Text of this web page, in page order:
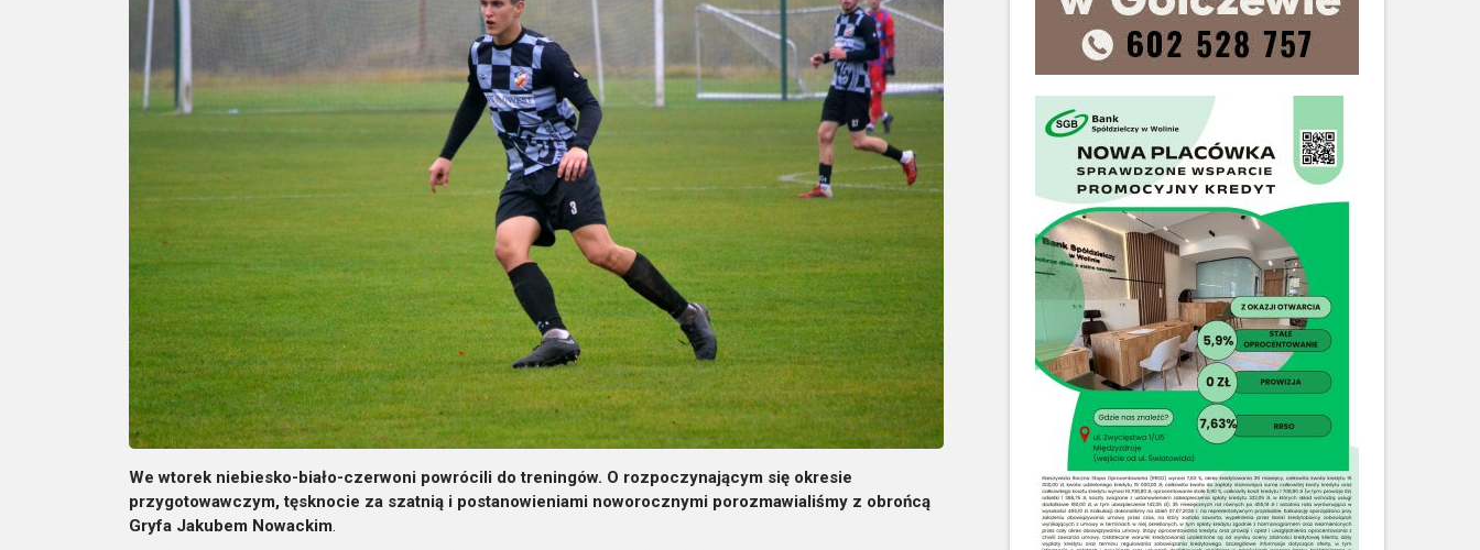
We wtorek niebiesko-biało-czerwoni powrócili do treningów. O rozpoczynającym się okresie
przygotowawczym, tęsknocie za szatnią i postanowieniami noworocznymi porozmawialiśmy z obrońcą
Gryfa Jakubem Nowackim.